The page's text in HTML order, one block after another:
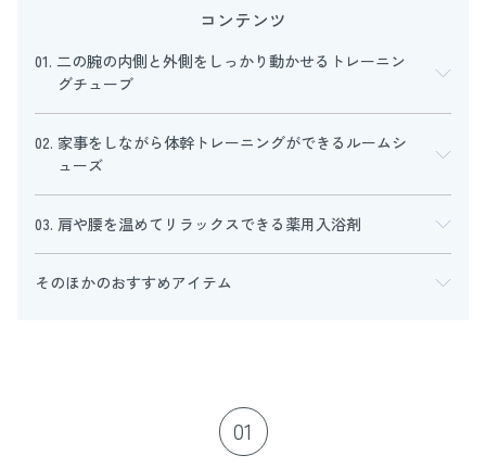
コンテンツ
01. 二の腕の内側と外側をしっかり動かせるトレーニン
グチューブ
02. 家事をしながら体幹トレーニングができるルームシ
ューズ
03. 肩や腰を温めてリラックスできる薬用入浴剤
そのほかのおすすめアイテム
01